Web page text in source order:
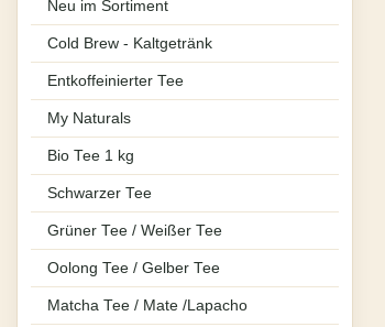
Neu im Sortiment
Cold Brew - Kaltgetränk
Entkoffeinierter Tee
My Naturals
Bio Tee 1 kg
Schwarzer Tee
Grüner Tee / Weißer Tee
Oolong Tee / Gelber Tee
Matcha Tee / Mate /Lapacho